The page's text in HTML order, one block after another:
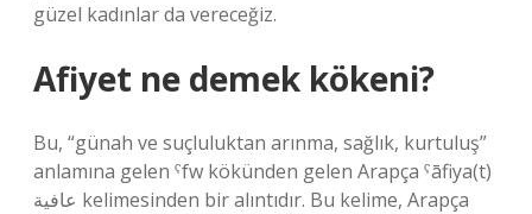
güzel kadınlar da vereceğiz.
Afiyet ne demek kökeni?
Bu, “günah ve suçluluktan arınma, sağlık, kurtuluş”
anlamına gelen ˁfw kökünden gelen Arapça ˁāfiya(t)
عافية kelimesinden bir alıntıdır. Bu kelime, Arapça